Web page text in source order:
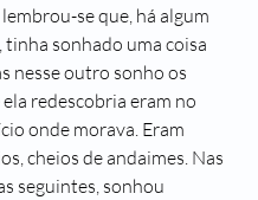
se que, há algum
sonhado uma coisa
nesse outro sonho os
redescobria eram no
onde morava. Eram
cheios de andaimes. Nas
seguintes, sonhou